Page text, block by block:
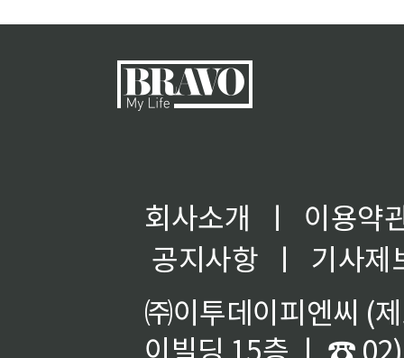
회사소개 ㅣ
이용약
공지사항
ㅣ
기사제
㈜이투데이피엔씨 (
이빌딩 15층 ㅣ ☎